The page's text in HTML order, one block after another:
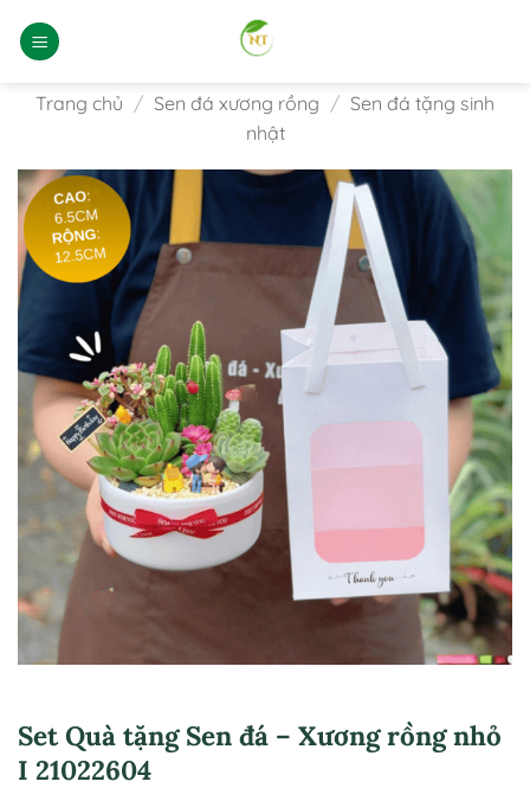
qua
dungTrang chủ / Sen đá xương rồng / Sen đá tặng sinh
nhật
Set Quà tặng Sen đá – Xương rồng nhỏ
I 21022604